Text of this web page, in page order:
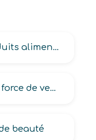
Chef de rayon produits alimentaires hors produits frais
Responsable (de la force de vente, des ventes, des ventes compte-clés, des ventes zone export)
beauté